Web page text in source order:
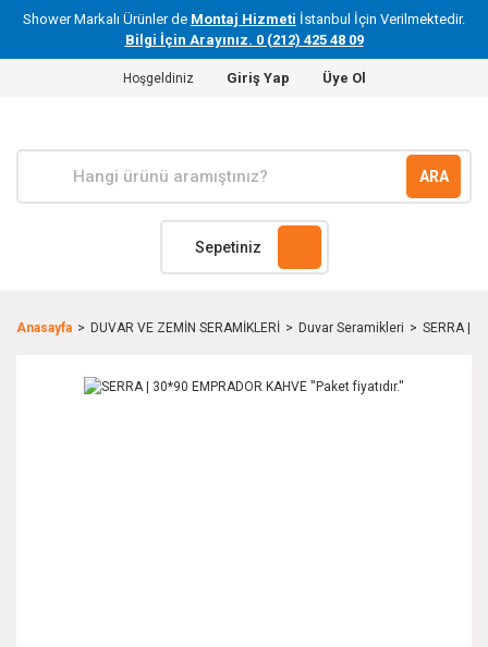
Shower Markalı Ürünler de Montaj Hizmeti İstanbul İçin Verilmektedir.
Bilgi İçin Arayınız. 0 (212) 425 48 09
Hoşgeldiniz Giriş Yap Üye Ol
ARA
Sepetiniz
Anasayfa DUVAR VE ZEMİN SERAMİKLERİ Duvar Seramikleri SERRA |